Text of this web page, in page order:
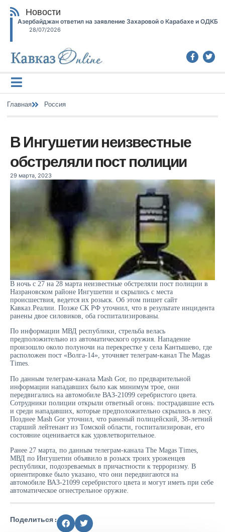
Новости
Азербайджан ответил на заявление Захаровой о Карабахе и ОДКБ
28/07/2026
Главная Россия
В Ингушетии неизвестные
обстреляли пост полиции
29 марта, 2023
В ночь с 27 на 28 марта неизвестные обстреляли пост полиции в
Назрановском районе Ингушетии и скрылись с места
происшествия, ведется их розыск. Об этом пишет сайт
Кавказ.Реалии. Позже СК РФ уточнил, что в результате инцидента
ранены двое силовиков, оба госпитализированы.
По информации МВД республики, стрельба велась
предположительно из автоматического оружия. Нападение
произошло около полуночи на перекрестке у села Кантышево, где
расположен пост «Волга-14», уточняет телеграм-канал The Magas
Times.
По данным телеграм-канала Mash Gor, по предварительной
информации нападавших было как минимум трое, они
передвигались на автомобиле ВАЗ-21099 серебристого цвета.
Сотрудники полиции открыли ответный огонь: пострадавшие есть
и среди нападавших, которые предположительно скрылись в лесу.
Позднее Mash Gor уточнил, что раненый полицейский, 38-летний
старший лейтенант из Томской области, госпитализирован, его
состояние оценивается как удовлетворительное.
Ранее 27 марта, по данным телеграм-канала The Magas Times,
МВД по Ингушетии объявило в розыск троих уроженцев
республики, подозреваемых в причастности к терроризму. В
ориентировке было указано, что они передвигаются на
автомобиле ВАЗ-21099 серебристого цвета и могут иметь при себе
автоматическое огнестрельное оружие.
Поделиться :